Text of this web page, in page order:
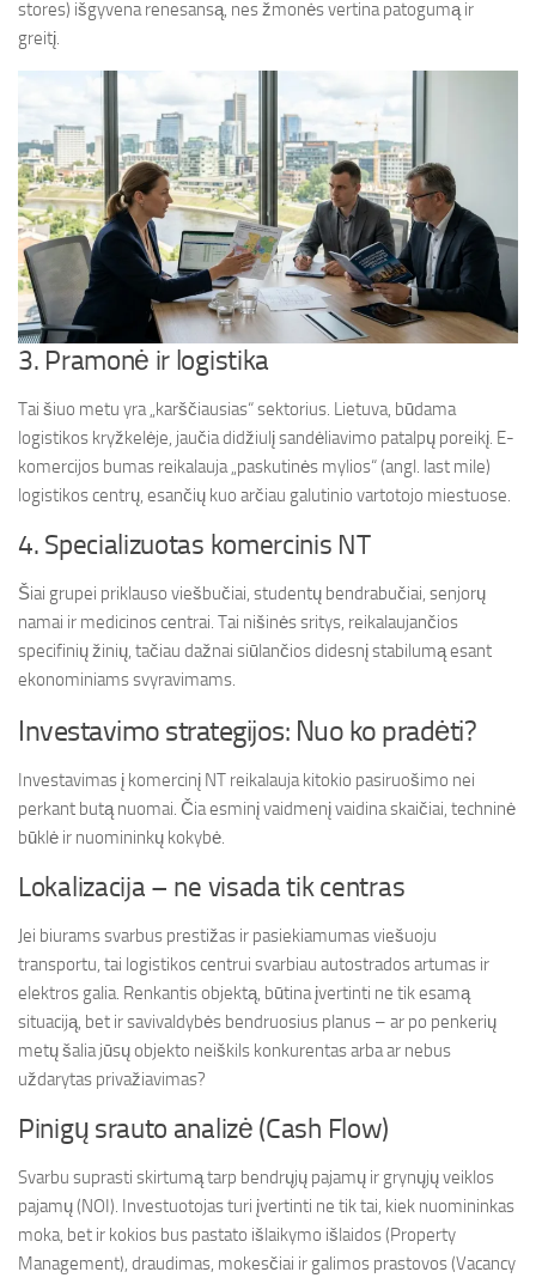
stores) išgyvena renesansą, nes žmonės vertina patogumą ir
greitį.
3. Pramonė ir logistika
Tai šiuo metu yra „karščiausias“ sektorius. Lietuva, būdama
logistikos kryžkelėje, jaučia didžiulį sandėliavimo patalpų poreikį. E-
komercijos bumas reikalauja „paskutinės mylios“ (angl. last mile)
logistikos centrų, esančių kuo arčiau galutinio vartotojo miestuose.
4. Specializuotas komercinis NT
Šiai grupei priklauso viešbučiai, studentų bendrabučiai, senjorų
namai ir medicinos centrai. Tai nišinės sritys, reikalaujančios
specifinių žinių, tačiau dažnai siūlančios didesnį stabilumą esant
ekonominiams svyravimams.
Investavimo strategijos: Nuo ko pradėti?
Investavimas į komercinį NT reikalauja kitokio pasiruošimo nei
perkant butą nuomai. Čia esminį vaidmenį vaidina skaičiai, techninė
būklė ir nuomininkų kokybė.
Lokalizacija – ne visada tik centras
Jei biurams svarbus prestižas ir pasiekiamumas viešuoju
transportu, tai logistikos centrui svarbiau autostrados artumas ir
elektros galia. Renkantis objektą, būtina įvertinti ne tik esamą
situaciją, bet ir savivaldybės bendruosius planus – ar po penkerių
metų šalia jūsų objekto neiškils konkurentas arba ar nebus
uždarytas privažiavimas?
Pinigų srauto analizė (Cash Flow)
Svarbu suprasti skirtumą tarp bendrųjų pajamų ir grynųjų veiklos
pajamų (NOI). Investuotojas turi įvertinti ne tik tai, kiek nuomininkas
moka, bet ir kokios bus pastato išlaikymo išlaidos (Property
Management), draudimas, mokesčiai ir galimos prastovos (Vacancy